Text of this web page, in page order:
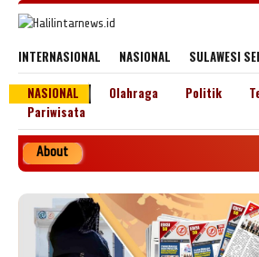
INTERNASIONAL NASIONAL SULAWESI
NASIONAL
Olahraga Politik
Pariwisata
About